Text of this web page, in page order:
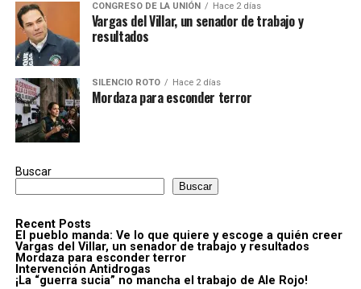
CONGRESO DE LA UNIÓN Hace 2 días
Vargas del Villar, un senador de trabajo y
resultados
SILENCIO ROTO Hace 2 días
Mordaza para esconder terror
Buscar
Buscar
Recent Posts
El pueblo manda: Ve lo que quiere y escoge a quién creer
Vargas del Villar, un senador de trabajo y resultados
Mordaza para esconder terror
Intervención Antidrogas
¡La “guerra sucia” no mancha el trabajo de Ale Rojo!